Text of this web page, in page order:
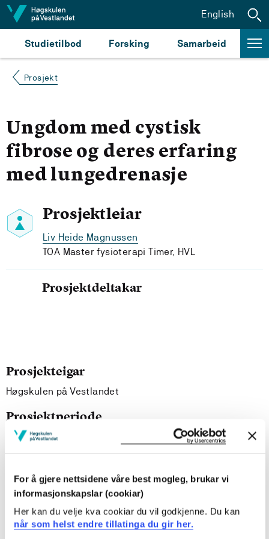
For å gjere nettsidene våre best mogleg, brukar vi
informasjonskapslar (cookiar)
Her kan du velje kva cookiar du vil godkjenne. Du kan
når som helst endre tillatinga du gir her.
Hopp til innhald
Studietilbod Forsking Samarbeid
English
Prosjekt
Ungdom med cystisk
fibrose og deres erfaring
med lungedrenasje
Prosjektleiar
Liv Heide Magnussen
TOA Master fysioterapi Timer, HVL
Prosjektdeltakar
Prosjekteigar
Høgskulen på Vestlandet
Prosjektperiode
September 2015 - Juni 2016
Prosjektsamandrag
Formålet med denne studien er å undersøke hvordan
ungdommer med Cystisk fibrose opplever å være
avhengig av daglig lungedrenasje, og hvordan dette